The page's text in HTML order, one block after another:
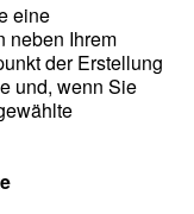
eine
neben Ihrem
der Erstellung
und, wenn Sie